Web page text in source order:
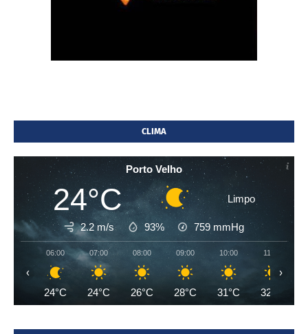
CLIMA
Porto Velho
24°C Limpo
2.2 m/s 93% 759 mmHg
06:00
24°C
07:00
24°C
08:00
26°C
09:00
28°C
10:00
31°C
11:00
32°C
‹ ›